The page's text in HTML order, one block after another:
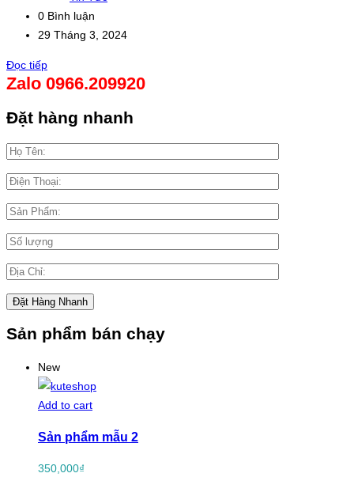
0 Bình luận
29 Tháng 3, 2024
Đọc tiếp
Zalo 0966.209920
Đặt hàng nhanh
Sản phẩm bán chạy
New
Add to cart
Sản phẩm mẫu 2
350,000₫